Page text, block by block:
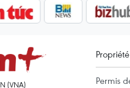
(VNA) Permis